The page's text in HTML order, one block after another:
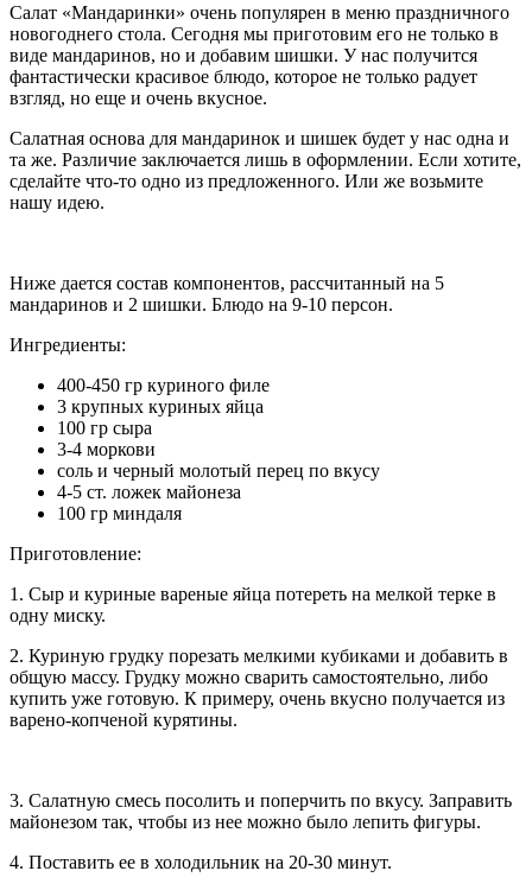
Салат «Мандаринки» очень популярен в меню праздничного
новогоднего стола. Сегодня мы приготовим его не только в
виде мандаринов, но и добавим шишки. У нас получится
фантастически красивое блюдо, которое не только радует
взгляд, но еще и очень вкусное.
Салатная основа для мандаринок и шишек будет у нас одна и
та же. Различие заключается лишь в оформлении. Если хотите,
сделайте что-то одно из предложенного. Или же возьмите
нашу идею.
Ниже дается состав компонентов, рассчитанный на 5
мандаринов и 2 шишки. Блюдо на 9-10 персон.
Ингредиенты:
400-450 гр куриного филе
3 крупных куриных яйца
100 гр сыра
3-4 моркови
соль и черный молотый перец по вкусу
4-5 ст. ложек майонеза
100 гр миндаля
Приготовление:
1. Сыр и куриные вареные яйца потереть на мелкой терке в
одну миску.
2. Куриную грудку порезать мелкими кубиками и добавить в
общую массу. Грудку можно сварить самостоятельно, либо
купить уже готовую. К примеру, очень вкусно получается из
варено-копченой курятины.
3. Салатную смесь посолить и поперчить по вкусу. Заправить
майонезом так, чтобы из нее можно было лепить фигуры.
4. Поставить ее в холодильник на 20-30 минут.